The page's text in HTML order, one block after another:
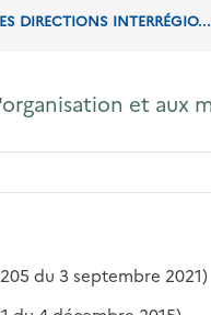
DIRECTIONS INTERRÉGIO...
et aux
205 du 3 septembre 2021)